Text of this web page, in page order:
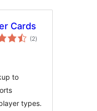
Cards
(2total
ratings
)
to
types.